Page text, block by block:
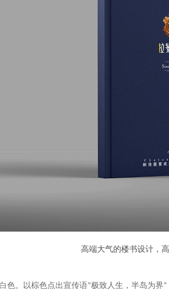
高端大气的楼书设计，
色。以棕色点出宣传语“极致人生，半岛为界